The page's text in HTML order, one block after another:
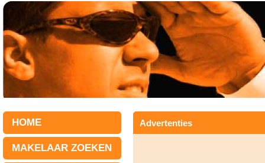
HOME
MAKELAAR ZOEKEN
Advertenties